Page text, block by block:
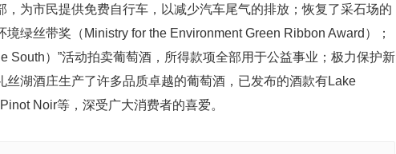
为市民提供免费自行车，以减少汽车尾气的排放；恢复了采石场的
绿丝带奖（Ministry for the Environment Green Ribbon Award）；
South）”活动拍卖葡萄酒，所得款项全部用于公益事业；极力保护新
庄生产了许多品质卓越的葡萄酒，已发布的酒款有Lake
Noir等，深受广大消费者的喜爱。